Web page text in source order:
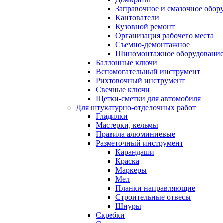
Заправочное и смазочное
Кантователи
Кузовной ремонт
Организация рабочего места
Съемно-демонтажное
Шиномонтажное оборудование
Баллонные ключи
Вспомогательный инструмент
Рихтовочный инструмент
Свечные ключи
Щетки-сметки для автомобиля
Для штукатурно-отделочных работ
Гладилки
Мастерки, кельмы
Правила алюминиевые
Разметочный инструмент
Карандаши
Краска
Маркеры
Мел
Планки направляющие
Строительные отвесы
Шнуры
Скребки